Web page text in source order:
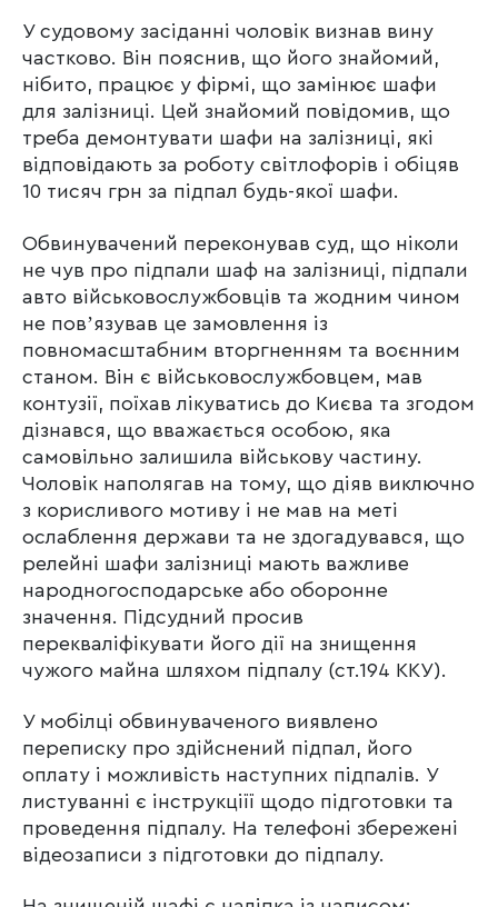
У судовому засіданні чоловік визнав вину
частково. Він пояснив, що його знайомий,
нібито, працює у фірмі, що замінює шафи
для залізниці. Цей знайомий повідомив, що
треба демонтувати шафи на залізниці, які
відповідають за роботу світлофорів і обіцяв
10 тисяч грн за підпал будь-якої шафи.
Обвинувачений переконував суд, що ніколи
не чув про підпали шаф на залізниці, підпали
авто військовослужбовців та жодним чином
не повʼязував це замовлення із
повномасштабним вторгненням та воєнним
станом. Він є військовослужбовцем, мав
контузії, поїхав лікуватись до Києва та згодом
дізнався, що вважається особою, яка
самовільно залишила військову частину.
Чоловік наполягав на тому, що діяв виключно
з корисливого мотиву і не мав на меті
ослаблення держави та не здогадувався, що
релейні шафи залізниці мають важливе
народногосподарське або оборонне
значення. Підсудний просив
перекваліфікувати його дії на знищення
чужого майна шляхом підпалу (ст.194 ККУ).
У мобілці обвинуваченого виявлено
переписку про здійснений підпал, його
оплату і можливість наступних підпалів. У
листуванні є інструкціїї щодо підготовки та
проведення підпалу. На телефоні збережені
відеозаписи з підготовки до підпалу.